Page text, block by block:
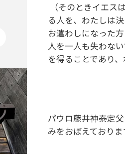
（そのときイエス
る人を、わたしは
お遣わしになった
人を一人も失わな
を得ることであり
パウロ藤井神泰定
みをおぼえておりま